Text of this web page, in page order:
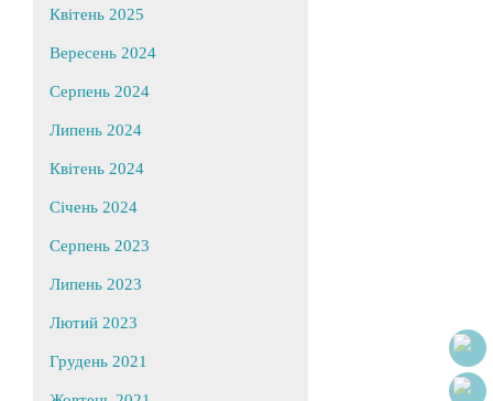
Квітень 2025
Вересень 2024
Серпень 2024
Липень 2024
Квітень 2024
Січень 2024
Серпень 2023
Липень 2023
Лютий 2023
Грудень 2021